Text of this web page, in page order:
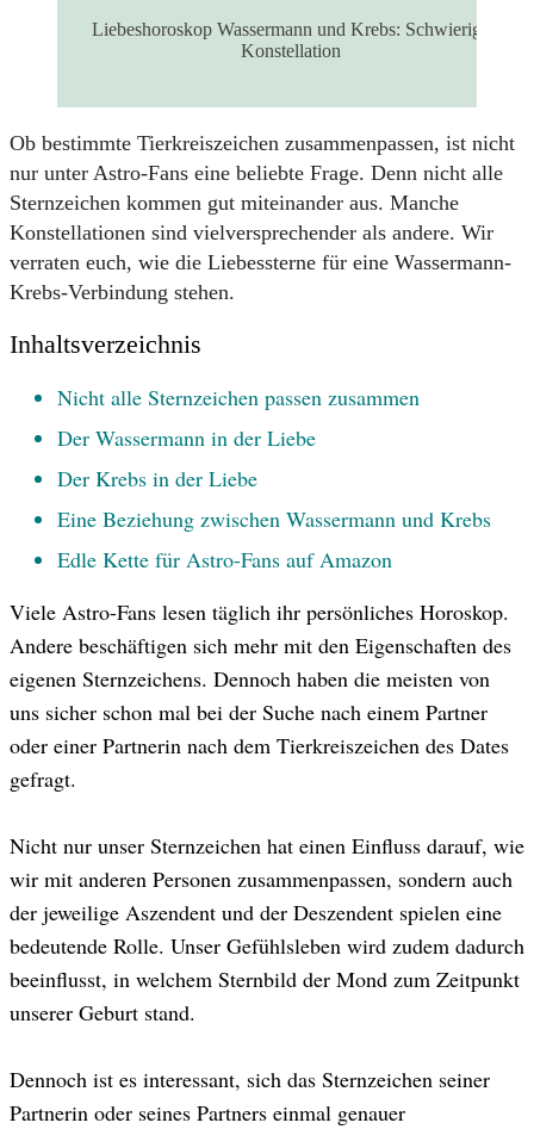
© Getty Images
Liebeshoroskop Wassermann und Krebs: Schwierige
Konstellation
Ob bestimmte Tierkreiszeichen zusammenpassen, ist nicht
nur unter Astro-Fans eine beliebte Frage. Denn nicht alle
Sternzeichen kommen gut miteinander aus. Manche
Konstellationen sind vielversprechender als andere. Wir
verraten euch, wie die Liebessterne für eine Wassermann-
Krebs-Verbindung stehen.
Inhaltsverzeichnis
Nicht alle Sternzeichen passen zusammen
Der Wassermann in der Liebe
Der Krebs in der Liebe
Eine Beziehung zwischen Wassermann und Krebs
Edle Kette für Astro-Fans auf Amazon
Viele Astro-Fans lesen täglich ihr persönliches Horoskop.
Andere beschäftigen sich mehr mit den Eigenschaften des
eigenen Sternzeichens. Dennoch haben die meisten von
uns sicher schon mal bei der Suche nach einem Partner
oder einer Partnerin nach dem Tierkreiszeichen des Dates
gefragt.
Nicht nur unser Sternzeichen hat einen Einfluss darauf, wie
wir mit anderen Personen zusammenpassen, sondern auch
der jeweilige Aszendent und der Deszendent spielen eine
bedeutende Rolle. Unser Gefühlsleben wird zudem dadurch
beeinflusst, in welchem Sternbild der Mond zum Zeitpunkt
unserer Geburt stand.
Dennoch ist es interessant, sich das Sternzeichen seiner
Partnerin oder seines Partners einmal genauer